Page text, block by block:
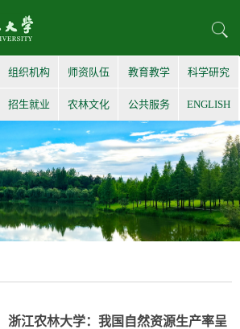
组织机构 师资队伍 教育教学 科学研究
招生就业 农林文化 公共服务 ENGLISH
浙江农林大学：我国自然资源生产率呈